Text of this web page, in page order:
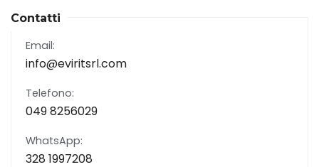
Contatti
Email:
info@eviritsrl.com
Telefono:
049 8256029
WhatsApp:
328 1997208